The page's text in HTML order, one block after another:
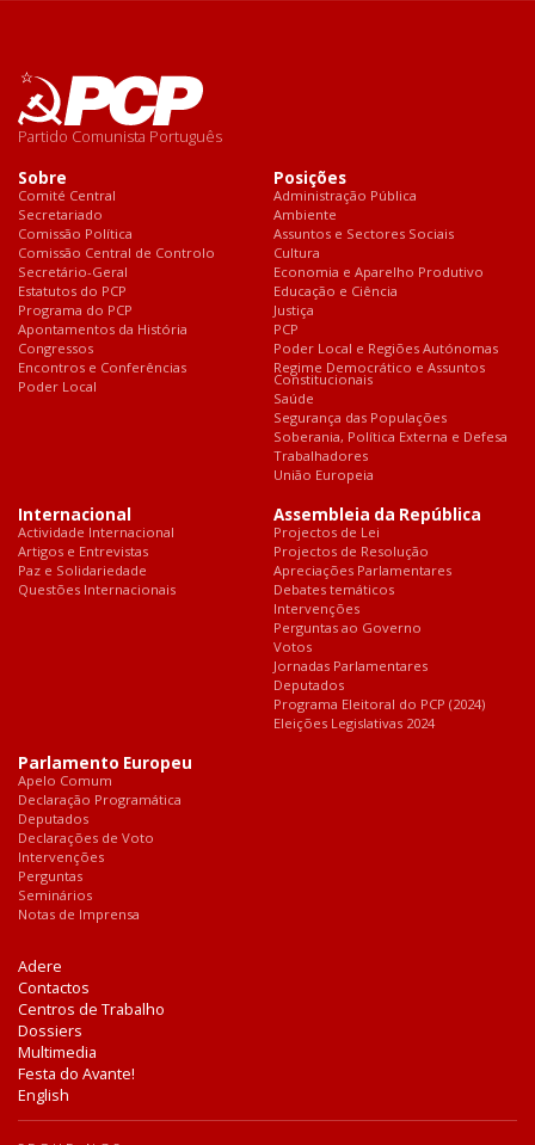
Partido Comunista Português
Sobre
Comité Central
Secretariado
Comissão Política
Comissão Central de Controlo
Secretário-Geral
Estatutos do PCP
Programa do PCP
Apontamentos da História
Congressos
Encontros e Conferências
Poder Local
Posições
Administração Pública
Ambiente
Assuntos e Sectores Sociais
Cultura
Economia e Aparelho Produtivo
Educação e Ciência
Justiça
PCP
Poder Local e Regiões Autónomas
Regime Democrático e Assuntos
Constitucionais
Saúde
Segurança das Populações
Soberania, Política Externa e Defesa
Trabalhadores
União Europeia
Internacional
Actividade Internacional
Artigos e Entrevistas
Paz e Solidariedade
Questões Internacionais
Assembleia da República
Projectos de Lei
Projectos de Resolução
Apreciações Parlamentares
Debates temáticos
Intervenções
Perguntas ao Governo
Votos
Jornadas Parlamentares
Deputados
Programa Eleitoral do PCP (2024)
Eleições Legislativas 2024
Parlamento Europeu
Apelo Comum
Declaração Programática
Deputados
Declarações de Voto
Intervenções
Perguntas
Seminários
Notas de Imprensa
Adere
Contactos
Centros de Trabalho
Dossiers
Multimedia
Festa do Avante!
English